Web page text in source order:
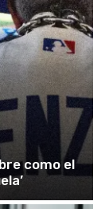
como el